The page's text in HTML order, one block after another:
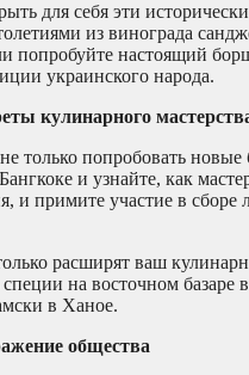
для себя эти
из винограда
попробуйте настоящий
украинского народа.
кулинарного
только попробовать
и узнайте, как
и примите участие в
расширят ваш
на восточном
в Ханое.
общества